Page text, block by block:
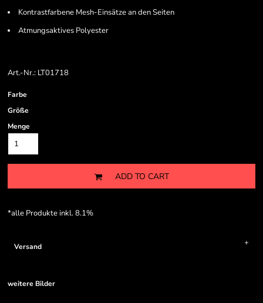
Kontrastfarbene Mesh-Einsätze an den Seiten
Atmungsaktives Polyester
Art.-Nr.: LT01718
Farbe
Größe
Menge
ADD TO CART
*alle Produkte inkl. 8.1%
Versand
weitere Bilder